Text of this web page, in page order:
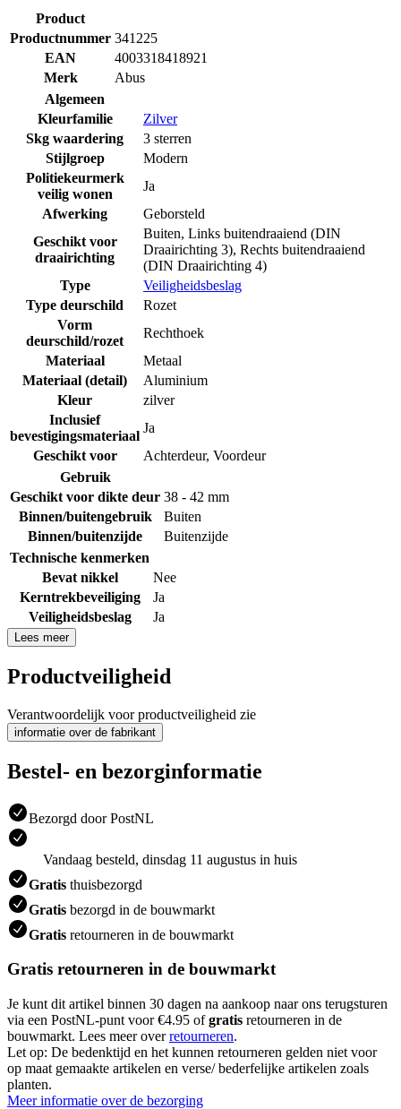
Product
Productnummer 341225
EAN
4003318418921
Merk
Abus
Algemeen
Kleurfamilie
Zilver
Skg waardering
3 sterren
Stijlgroep
Modern
Politiekeurmerk
veilig wonen
Ja
Afwerking
Geborsteld
Geschikt voor
draairichting
Buiten, Links buitendraaiend (DIN
Draairichting 3), Rechts buitendraaiend
(DIN Draairichting 4)
Type
Veiligheidsbeslag
Type deurschild
Rozet
Vorm
deurschild/rozet
Rechthoek
Materiaal
Metaal
Materiaal (detail)
Aluminium
Kleur
zilver
Inclusief
bevestigingsmateriaal
Ja
Geschikt voor
Achterdeur, Voordeur
Gebruik
Geschikt voor dikte deur 38 - 42 mm
Binnen/buitengebruik
Buiten
Binnen/buitenzijde
Buitenzijde
Technische kenmerken
Bevat nikkel
Nee
Kerntrekbeveiliging
Ja
Veiligheidsbeslag
Ja
Lees meer
Productveiligheid
Verantwoordelijk voor productveiligheid zie
informatie over de fabrikant
Bestel- en bezorginformatie
Bezorgd door PostNL
Vandaag besteld, dinsdag 11 augustus in huis
Gratis thuisbezorgd
Gratis bezorgd in de bouwmarkt
Gratis retourneren in de bouwmarkt
Gratis retourneren in de bouwmarkt
Je kunt dit artikel binnen 30 dagen na aankoop naar ons terugsturen
via een PostNL-punt voor €4.95 ofgratis retourneren in de
bouwmarkt. Lees meer overretourneren.
Let op: De bedenktijd en het kunnen retourneren gelden niet voor
op maat gemaakte artikelen en verse/ bederfelijke artikelen zoals
planten.
Meer informatie over de bezorging